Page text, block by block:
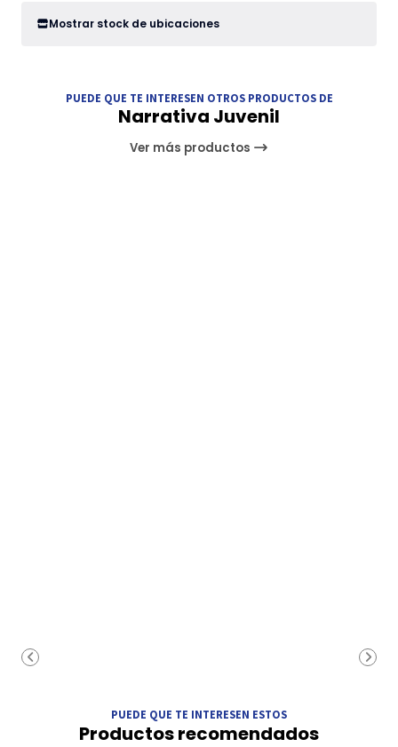
Mostrar stock de ubicaciones
PUEDE QUE TE INTERESEN OTROS PRODUCTOS DE
Narrativa Juvenil
Ver más productos
PUEDE QUE TE INTERESEN ESTOS
Productos recomendados